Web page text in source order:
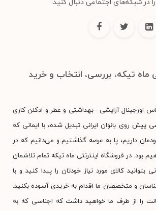
ماه تیکه، بررسی، انتخاب و خرید
اورجینال آرایشی - بهداشتی و عطر و ادکلن کاری
پیش روی بانوان ایرانی تبدیل شده، با ایمانی که
داریم، پا به عرصه گذاشتیم و می‌دانیم که در
بود. در فروشگاه اینترنتی ماه تیکه تمام تلاشمان
بتوانید کالای مورد نیاز خودتان را پیدا کنید و با
و متخصصان ما اقدام به خریدی آسوده بکنید.
را از طرف ما خواهید داشت که اجناسی که به